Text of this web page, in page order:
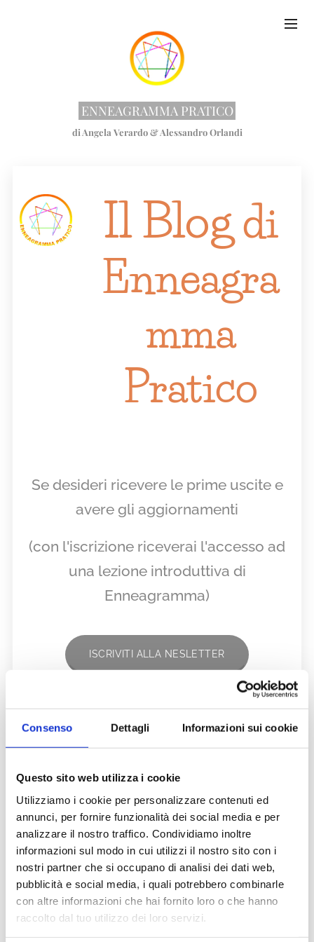
Consenso Dettagli Informazioni sui cookie
Questo sito web utilizza i cookie
Utilizziamo i cookie per personalizzare contenuti ed
annunci, per fornire funzionalità dei social media e per
analizzare il nostro traffico. Condividiamo inoltre
informazioni sul modo in cui utilizzi il nostro sito con i
nostri partner che si occupano di analisi dei dati web,
pubblicità e social media, i quali potrebbero combinarle
con altre informazioni che hai fornito loro o che hanno
raccolto dal tuo utilizzo dei loro servizi.
ENNEAGRAMMA PRATICO
di Angela Verardo & Alessandro Orlandi
Il Blogdi
Enneagra
mma
Pratico
Se desideri ricevere le prime uscite e
avere gli aggiornamenti
(con l'iscrizione riceverai l'accesso ad
una lezione introduttiva di
Enneagramma)
ISCRIVITI ALLA NESLETTER
Perché tutti
gli
enneatipi
sembrano
brutti?
09.03.2026
Dimmi
come ti
arrabbi e ti
dirò chi sei
05.03.2026
Dimmi come
ti arrabbi e ti
07.02.2026
La base 6
nell'enneagramma
è il leale, tanto
affidabile
quanto